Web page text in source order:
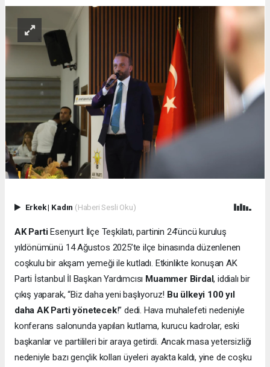
Erkek| Kadın (Haberi Sesli Oku)
AK PartiEsenyurt İlçe Teşkilatı, partinin 24’üncü kuruluş
yıldönümünü 14 Ağustos 2025’te ilçe binasında düzenlenen
coşkulu bir akşam yemeği ile kutladı. Etkinlikte konuşan AK
Parti İstanbul İl Başkan Yardımcısı Muammer Birdal, iddialı bir
çıkış yaparak, “Biz daha yeni başlıyoruz! Bu ülkeyi 100 yıl
daha AK Parti yönetecek!” dedi. Hava muhalefeti nedeniyle
konferans salonunda yapılan kutlama, kurucu kadrolar, eski
başkanlar ve partilileri bir araya getirdi. Ancak masa yetersizliği
nedeniyle bazı gençlik kolları üyeleri ayakta kaldı, yine de coşku